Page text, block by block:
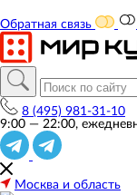
Обратная связь
8 (495) 981-31-10
9:00 — 22:00,
Москва и область